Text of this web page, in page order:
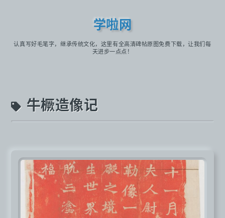
学啦网
认真写好毛笔字，继承传统文化，这里有全高清碑帖原图免费下载，让我们每
天进步一点点！
牛橛造像记